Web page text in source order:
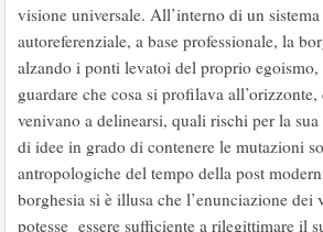
visione universale. All’interno di un
autoreferenziale, a base professionale, la
alzando i ponti levatoi del proprio egoismo,
guardare che cosa si profilava
venivano a delinearsi, quali rischi per la
di idee in grado di contenere le mutazioni
antropologiche del tempo della post
borghesia si è illusa che l’enunciazione dei
potesse essere sufficiente a rilegittimare il